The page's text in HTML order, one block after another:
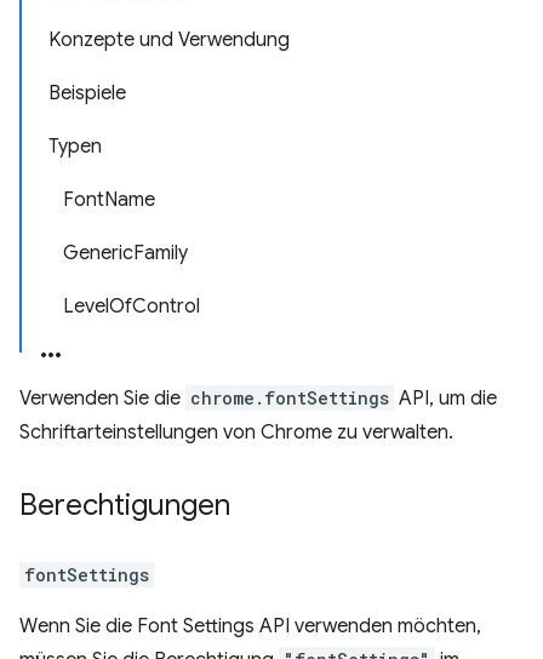
Konzepte und Verwendung
Beispiele
Typen
FontName
GenericFamily
LevelOfControl
Verwenden Sie die chrome.fontSettings API, um die
Schriftarteinstellungen von Chrome zu verwalten.
Berechtigungen
fontSettings
Wenn Sie die Font Settings API verwenden möchten,